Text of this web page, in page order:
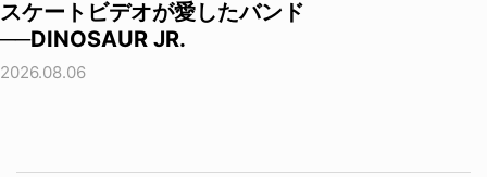
スケートビデオが愛したバンド
──DINOSAUR JR.
2026.08.06